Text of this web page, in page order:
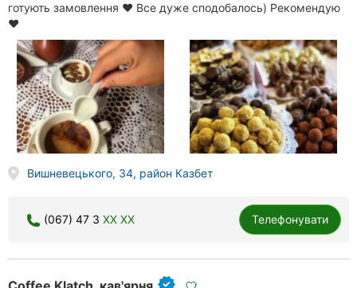
готують замовлення ❤️ Все дуже сподобалось) Рекомендую
❤️
Вишневецького, 34, район Казбет
(067) 47 3 XX XX Телефонувати